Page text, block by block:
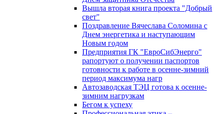
Вышла вторая книга проекта "Добрый
свет"
Поздравление Вячеслава Соломина с
Днем энергетика и наступающим
Новым годом
Предприятия ГК "ЕвроСибЭнерго"
рапортуют о получении паспортов
готовности к работе в осенне-зимний
период максимума нагр
Автозаводская ТЭЦ готова к осенне-
зимним нагрузкам
Бегом к успеху